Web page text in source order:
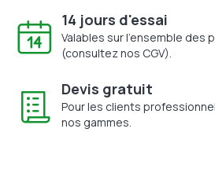
14 jours d'essai
Valables sur l'ensemble des
(consultez nos CGV).
Devis gratuit
Pour les clients
nos gammes.